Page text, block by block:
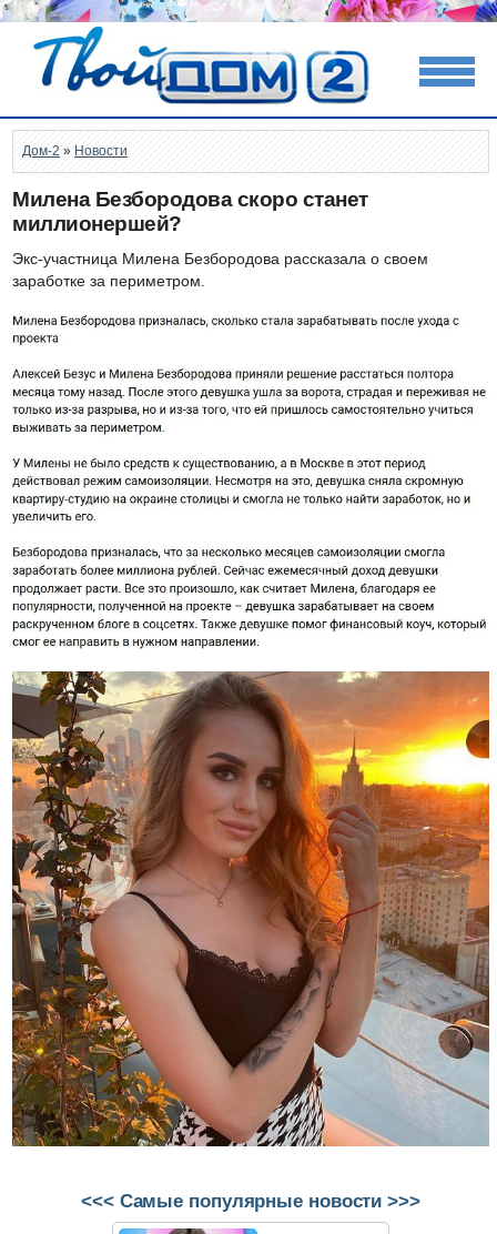
Дом-2 » Новости
Милена Безбородова скоро станет
миллионершей?
Экс-участница Милена Безбородова рассказала о своем
заработке за периметром.
<<< Самые популярные новости >>>